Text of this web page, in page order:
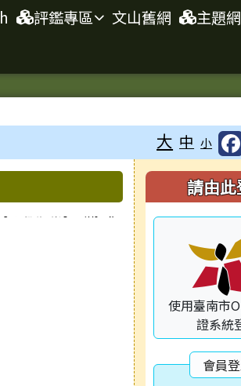
評鑑專區 文山舊網
主題
大 中 小
象擴大為「滿6個
平臺」（簡稱
3次招考結果公
右邊區域
請由
使用臺南市
證系統
會員